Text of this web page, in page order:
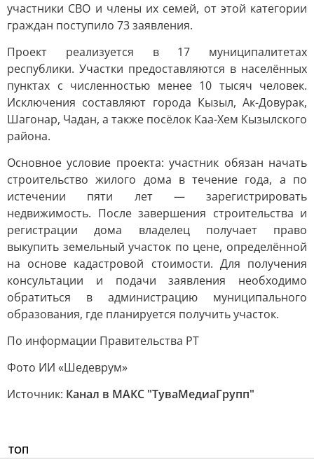
участники СВО и члены их семей, от этой категории
граждан поступило 73 заявления.
Проект реализуется в 17 муниципалитетах
республики. Участки предоставляются в населённых
пунктах с численностью менее 10 тысяч человек.
Исключения составляют города Кызыл, Ак-Довурак,
Шагонар, Чадан, а также посёлок Каа-Хем Кызылского
района.
Основное условие проекта: участник обязан начать
строительство жилого дома в течение года, а по
истечении пяти лет — зарегистрировать
недвижимость. После завершения строительства и
регистрации дома владелец получает право
выкупить земельный участок по цене, определённой
на основе кадастровой стоимости. Для получения
консультации и подачи заявления необходимо
обратиться в администрацию муниципального
образования, где планируется получить участок.
По информации Правительства РТ
Фото ИИ «Шедеврум»
Источник: Канал в МАКС "ТуваМедиаГрупп"
ТОП